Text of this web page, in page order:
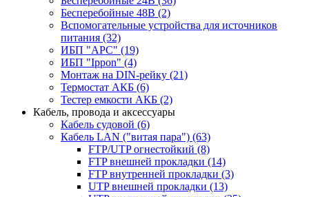
Бесперебойные 48В (2)
Вспомогательные устройства для источников
питания (32)
ИБП "APC" (19)
ИБП "Ippon" (4)
Монтаж на DIN-рейку (21)
Термостат АКБ (6)
Тестер емкости АКБ (2)
Кабель, провода и аксессуары
Кабель судовой (6)
Кабель LAN ("витая пара") (63)
FTP/UTP огнестойкий (8)
FTP внешней прокладки (14)
FTP внутренней прокладки (3)
UTP внешней прокладки (13)